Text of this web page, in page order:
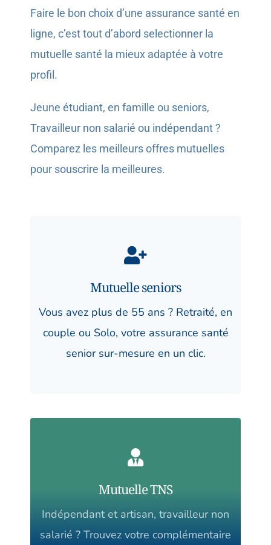
Faire le bon choix d’une assurance santé en
ligne, c’est tout d’abord selectionner la
mutuelle santé la mieux adaptée à votre
profil.
Jeune étudiant, en famille ou seniors,
Travailleur non salarié ou indépendant ?
Comparez les meilleurs offres mutuelles
pour souscrire la meilleures.
Mutuelle seniors
Vous avez plus de 55 ans ? Retraité, en
couple ou Solo, votre assurance santé
senior sur-mesure en un clic.
Mutuelle TNS
Indépendant et artisan, travailleur non
salarié ? Trouvez votre complémentaire